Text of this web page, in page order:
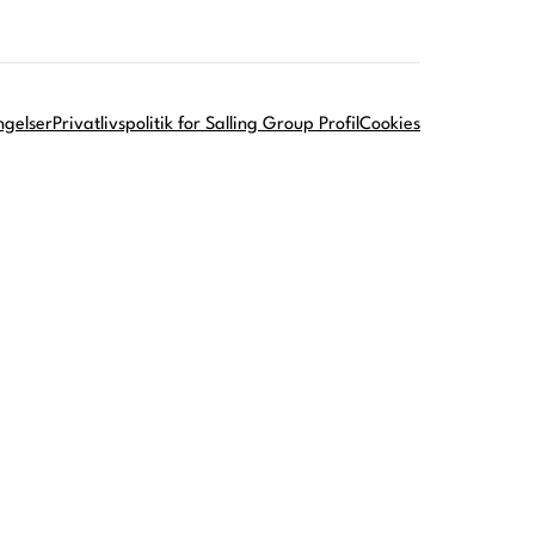
Privatlivspolitik for Salling Group ProfilCookies